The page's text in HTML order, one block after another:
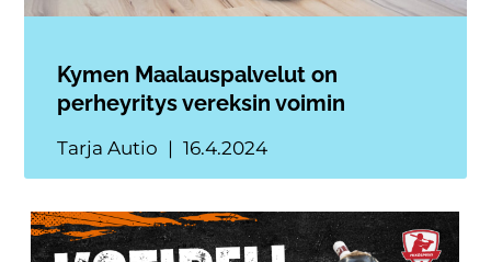
Kymen Maalauspalvelut on
perheyritys vereksin voimin
Tarja Autio 16.4.2024